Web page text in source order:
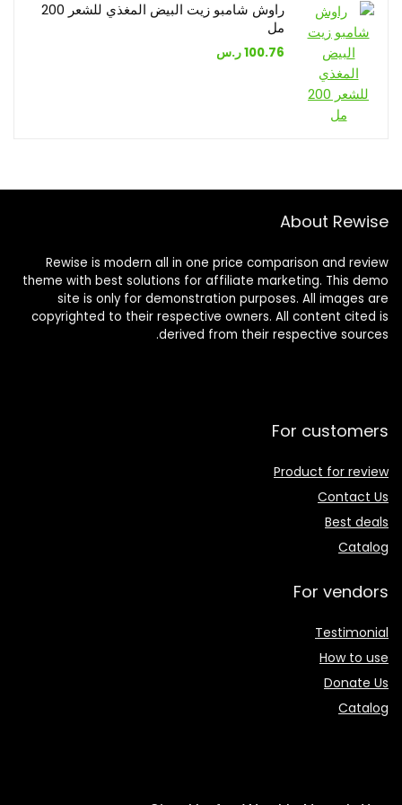
راوش شامبو زيت البيض المغذي للشعر 200
مل
100.76ر.س
About Rewise
Rewise is modern all in one price comparison and review
theme with best solutions for affiliate marketing. This demo
site is only for demonstration purposes. All images are
copyrighted to their respective owners. All content cited is
derived from their respective sources.
For customers
Product for review
Contact Us
Best deals
Catalog
For vendors
Testimonial
How to use
Donate Us
Catalog